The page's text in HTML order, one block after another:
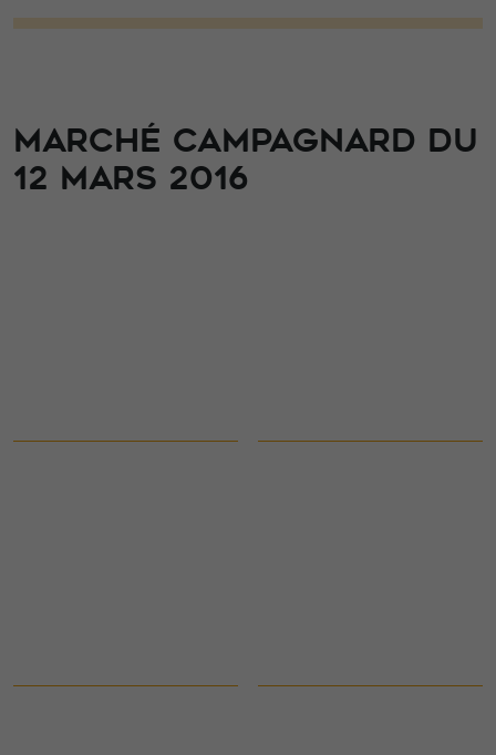
MARCHÉ CAMPAGNARD DU
12 MARS 2016